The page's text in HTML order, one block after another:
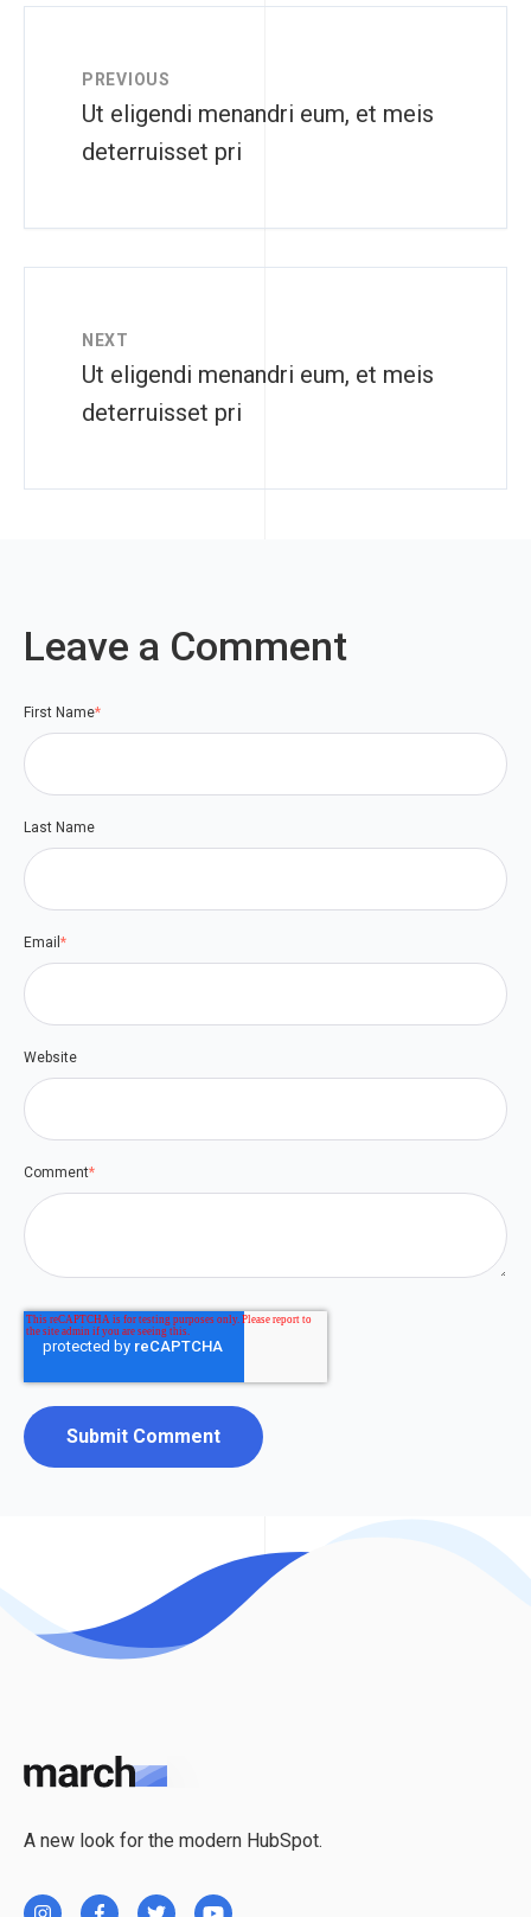
PREVIOUS
Ut eligendi menandri eum, et meis
deterruisset pri
NEXT
Ut eligendi menandri eum, et meis
deterruisset pri
Leave a Comment
First Name*
Last Name
Email *
Website
Comment*
A new look for the modern HubSpot.